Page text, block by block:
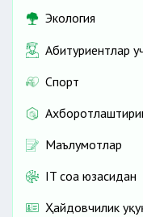
Экология
Абитуриентлар
Спорт
Маълумотлар
IT соҳа юзасидан
Ҳайдовчилик